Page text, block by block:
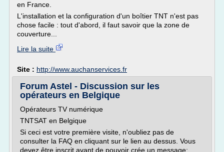
en France.
L'installation et la configuration d'un boîtier TNT n'est pas
chose facile : tout d'abord, il faut savoir que la zone de
couverture...
Lire la suite
Site : http://www.auchanservices.fr
Forum Astel - Discussion sur les
opérateurs en Belgique
Opérateurs TV numérique
TNTSAT en Belgique
Si ceci est votre première visite, n'oubliez pas de
consulter la FAQ en cliquant sur le lien au dessus. Vous
devez être inscrit avant de pouvoir crée un message: